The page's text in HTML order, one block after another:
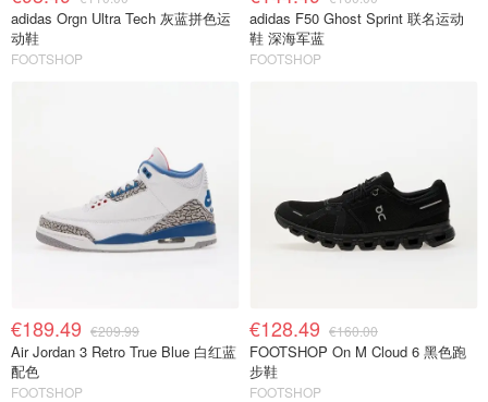
adidas Orgn Ultra Tech 灰蓝拼色运
动鞋
FOOTSHOP
adidas F50 Ghost Sprint 联名运动
鞋 深海军蓝
FOOTSHOP
€189.49 €209.99
Air Jordan 3 Retro True Blue 白红蓝
配色
FOOTSHOP
€128.49 €160.00
FOOTSHOP On M Cloud 6 黑色跑
步鞋
FOOTSHOP